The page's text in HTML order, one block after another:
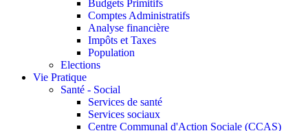
Budgets Primitifs
Comptes Administratifs
Analyse financière
Impôts et Taxes
Population
Elections
Vie Pratique
Santé - Social
Services de santé
Services sociaux
Centre Communal d'Action Sociale (CCAS)